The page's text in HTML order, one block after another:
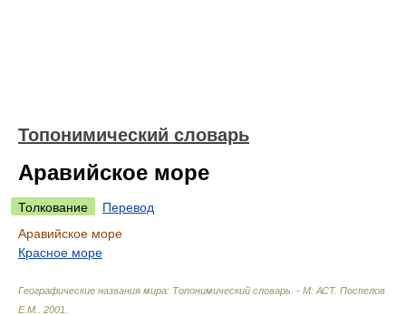
Топонимический словарь
Аравийское море
Толкование
Перевод
Аравийское море
Красное море
Географические названия мира: Топонимический словарь. - М: АСТ. Поспелов
Е.М.
2001